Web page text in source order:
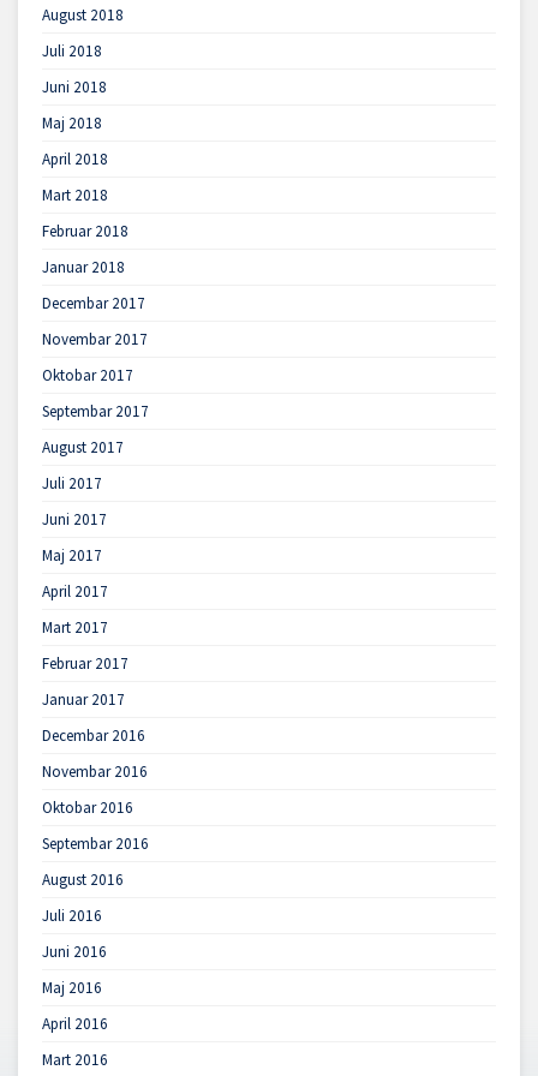
August 2018
Juli 2018
Juni 2018
Maj 2018
April 2018
Mart 2018
Februar 2018
Januar 2018
Decembar 2017
Novembar 2017
Oktobar 2017
Septembar 2017
August 2017
Juli 2017
Juni 2017
Maj 2017
April 2017
Mart 2017
Februar 2017
Januar 2017
Decembar 2016
Novembar 2016
Oktobar 2016
Septembar 2016
August 2016
Juli 2016
Juni 2016
Maj 2016
April 2016
Mart 2016